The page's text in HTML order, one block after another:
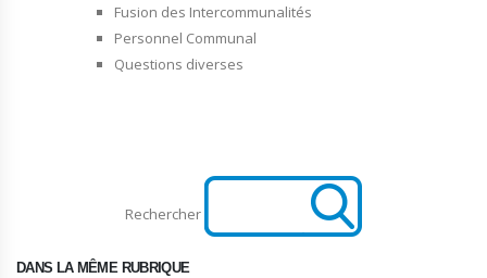
Fusion des Intercommunalités
Personnel Communal
Questions diverses
Rechercher
DANS LA MÊME RUBRIQUE